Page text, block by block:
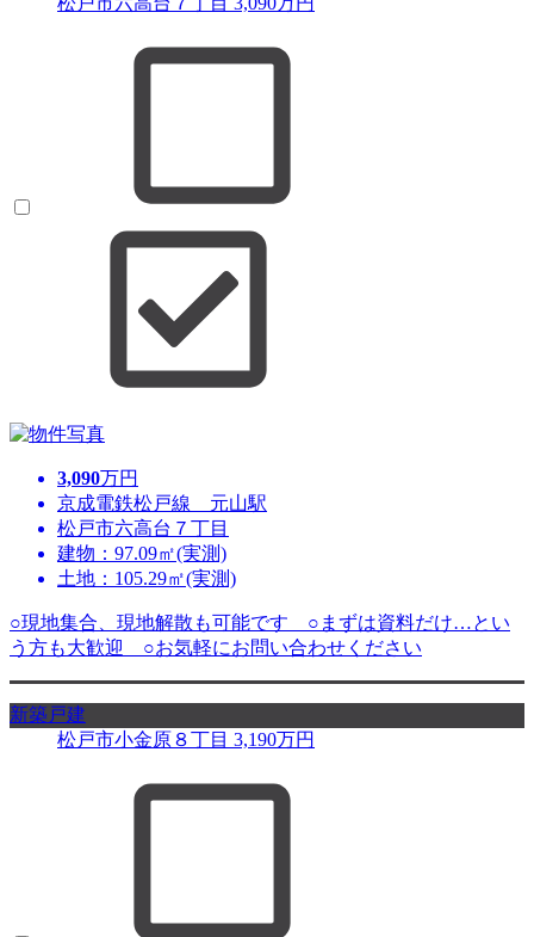
3,090万円
京成電鉄松戸線 元山駅
松戸市六高台７丁目
建物：97.09㎡(実測)
土地：105.29㎡(実測)
○現地集合、現地解散も可能です ○まずは資料だけ…とい
う方も大歓迎 ○お気軽にお問い合わせください
新築戸建
松戸市小金原８丁目 3,190万円